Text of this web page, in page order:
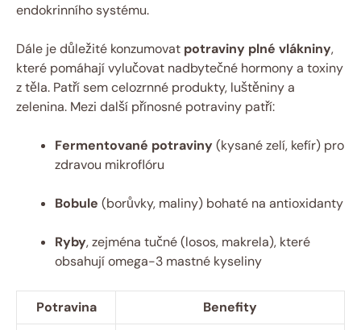
endokrinního systému.
Dále je důležité konzumovat potraviny plné vlákniny,
které pomáhají vylučovat nadbytečné hormony a toxiny
z těla. Patří sem celozrnné produkty, luštěniny a
zelenina. Mezi další přínosné potraviny patří:
Fermentované potraviny (kysané zelí, kefír) pro
zdravou mikroflóru
Bobule (borůvky, maliny) bohaté na antioxidanty
Ryby, zejména tučné (losos, makrela), které
obsahují omega-3 mastné kyseliny
Potravina Benefity